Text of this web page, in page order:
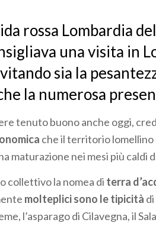
rossa Lombardia
una visita in
sia la
la numerosa
tenuto buono anche oggi,
che il territorio
maturazione nei mesi più caldi
collettivo la nomea di terra
molteplici sono le tipicità
l’asparago di Cilavegna, il